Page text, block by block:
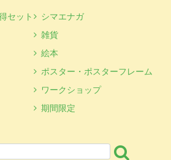
セット
シマエナガ
雑貨
絵本
ポスター・ポスターフレーム
ワークショップ
期間限定